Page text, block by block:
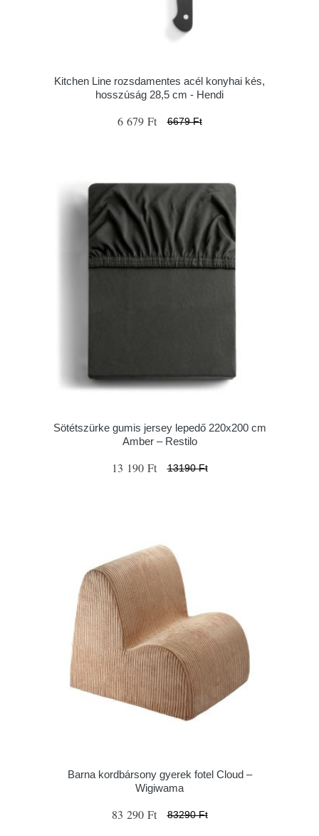
Kitchen Line rozsdamentes acél konyhai kés,
hosszúság 28,5 cm - Hendi
6 679 Ft 6679 Ft
Sötétszürke gumis jersey lepedő 220x200 cm
Amber – Restilo
13 190 Ft 13190 Ft
Barna kordbársony gyerek fotel Cloud –
Wigiwama
83 290 Ft 83290 Ft